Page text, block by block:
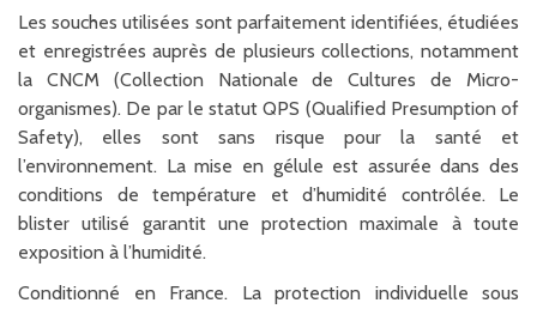
Les souches utilisées sont parfaitement identifiées, étudiées
et enregistrées auprès de plusieurs collections, notamment
la CNCM (Collection Nationale de Cultures de Micro-
organismes). De par le statut QPS (Qualified Presumption of
Safety), elles sont sans risque pour la santé et
l’environnement. La mise en gélule est assurée dans des
conditions de température et d’humidité contrôlée. Le
blister utilisé garantit une protection maximale à toute
exposition à l’humidité.
Conditionné en France. La protection individuelle sous